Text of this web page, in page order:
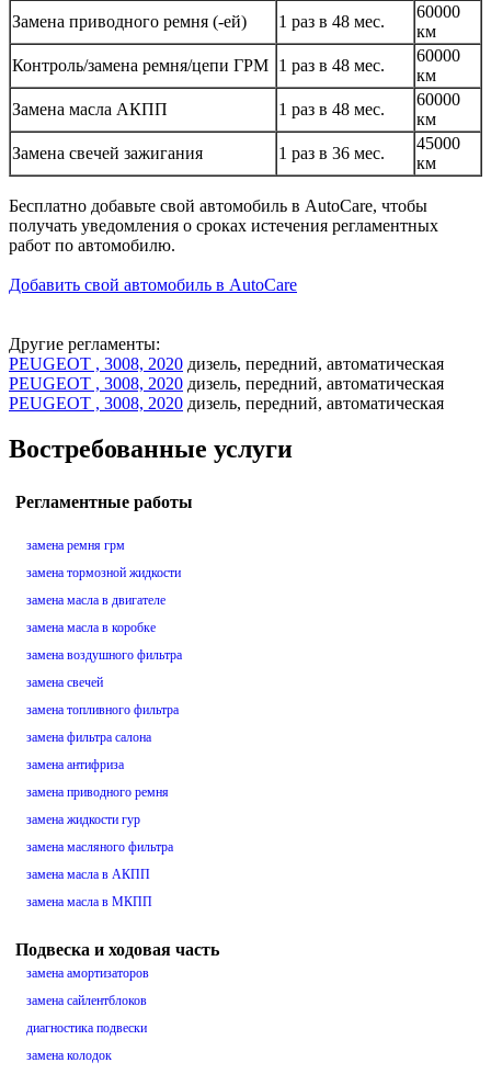
Замена приводного ремня (-ей)
1 раз в 48 мес.
60000
км
Контроль/замена ремня/цепи ГРМ 1 раз в 48 мес.
60000
км
Замена масла АКПП
1 раз в 48 мес.
60000
км
Замена свечей зажигания
1 раз в 36 мес.
45000
км
Бесплатно добавьте свой автомобиль в AutoCare, чтобы
получать уведомления о сроках истечения регламентных
работ по автомобилю.
Добавить свой автомобиль в AutoCare
Другие регламенты:
PEUGEOT , 3008, 2020 дизель, передний, автоматическая
PEUGEOT , 3008, 2020 дизель, передний, автоматическая
PEUGEOT , 3008, 2020 дизель, передний, автоматическая
Востребованные услуги
Регламентные работы
замена ремня грм
замена тормозной жидкости
замена масла в двигателе
замена масла в коробке
замена воздушного фильтра
замена свечей
замена топливного фильтра
замена фильтра салона
замена антифриза
замена приводного ремня
замена жидкости гур
замена масляного фильтра
замена масла в АКПП
замена масла в МКПП
Подвеска и ходовая часть
замена амортизаторов
замена сайлентблоков
диагностика подвески
замена колодок